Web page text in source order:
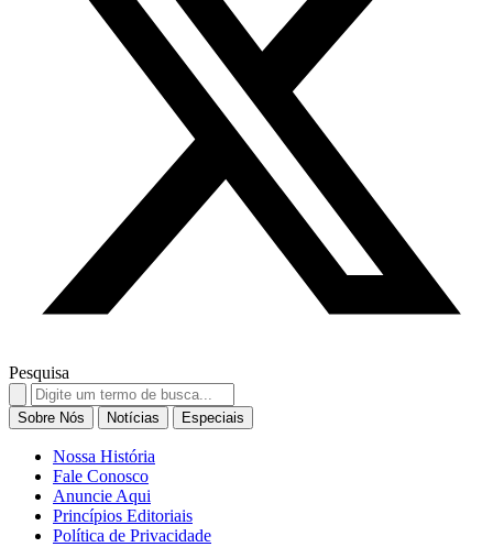
Pesquisa
Search
for:
Sobre Nós Notícias Especiais
Nossa História
Fale Conosco
Anuncie Aqui
Princípios Editoriais
Política de Privacidade